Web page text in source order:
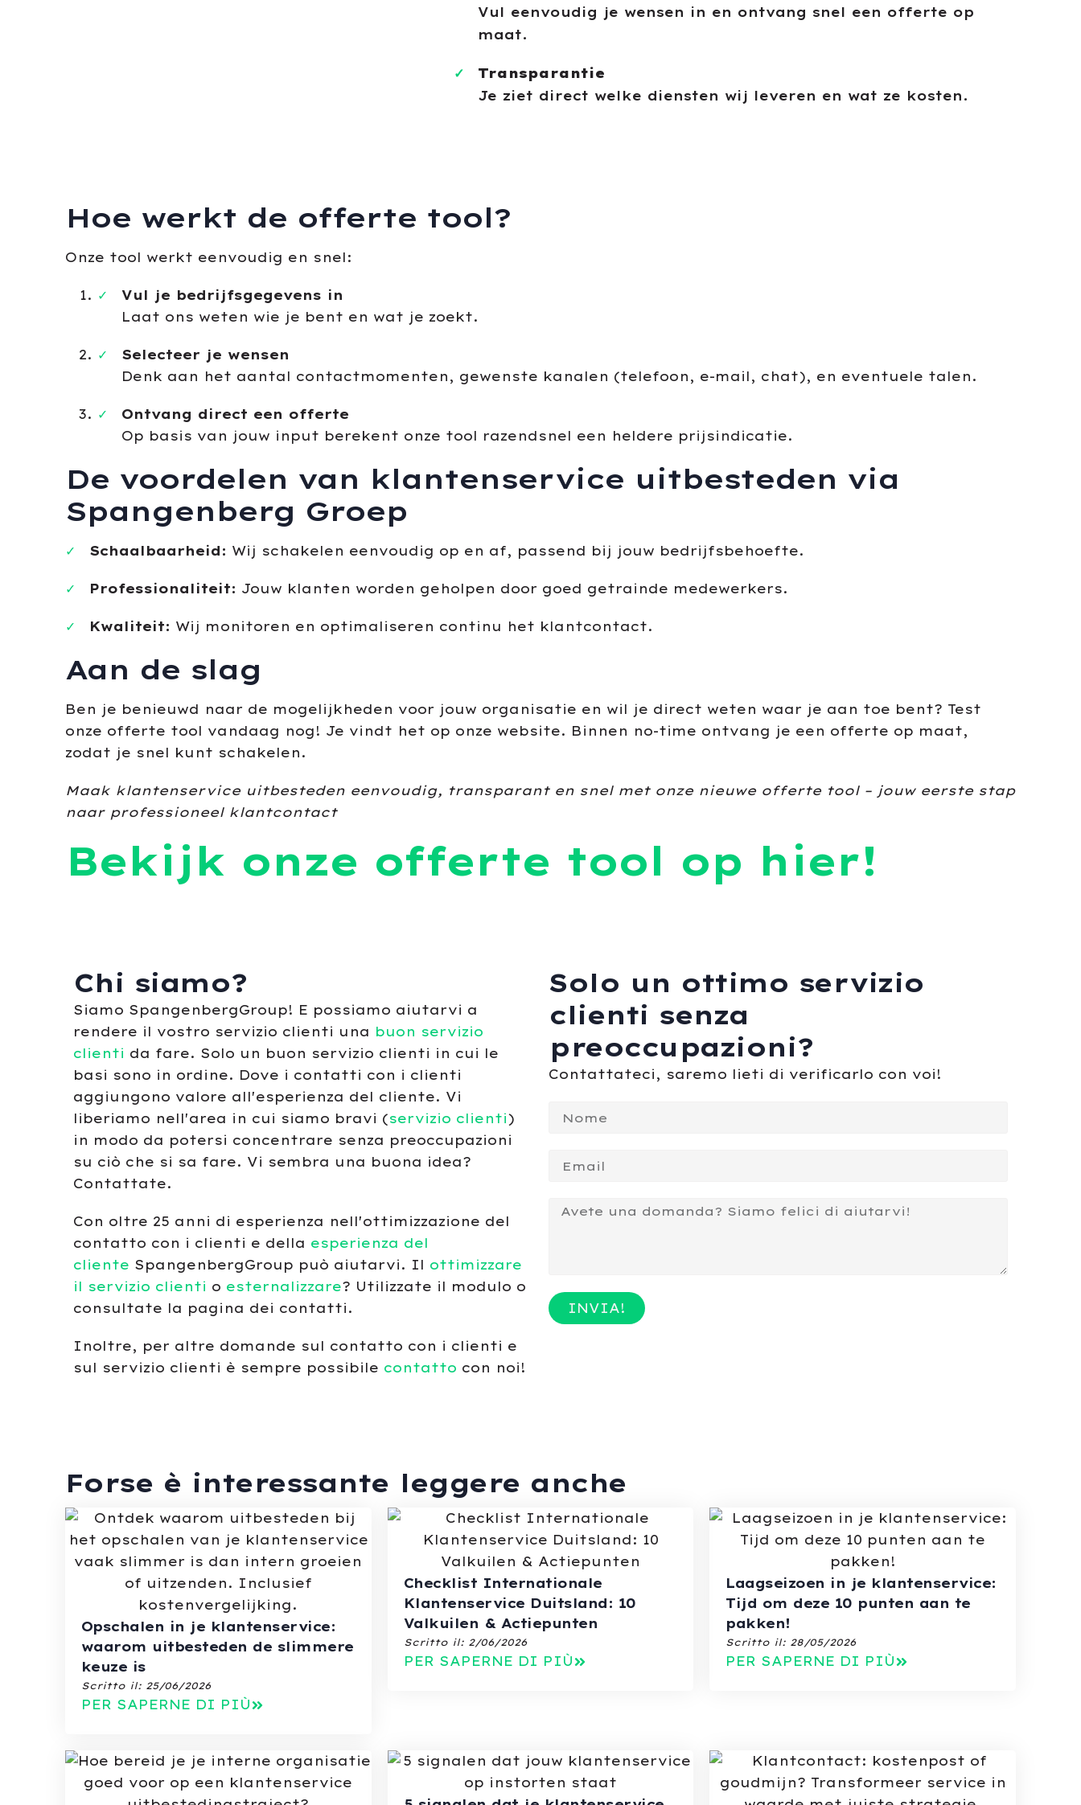
Vul eenvoudig je wensen in en ontvang snel een offerte op
maat.
Transparantie
Je ziet direct welke diensten wij leveren en wat ze kosten.
Hoe werkt de offerte tool?
Onze tool werkt eenvoudig en snel:
Vul je bedrijfsgegevens in
Laat ons weten wie je bent en wat je zoekt.
Selecteer je wensen
Denk aan het aantal contactmomenten, gewenste kanalen (telefoon, e-mail, chat), en eventuele talen.
Ontvang direct een offerte
Op basis van jouw input berekent onze tool razendsnel een heldere prijsindicatie.
De voordelen van klantenservice uitbesteden via
Spangenberg Groep
Schaalbaarheid: Wij schakelen eenvoudig op en af, passend bij jouw bedrijfsbehoefte.
Professionaliteit: Jouw klanten worden geholpen door goed getrainde medewerkers.
Kwaliteit: Wij monitoren en optimaliseren continu het klantcontact.
Aan de slag
Ben je benieuwd naar de mogelijkheden voor jouw organisatie en wil je direct weten waar je aan toe bent? Test
onze offerte tool vandaag nog! Je vindt het op onze website. Binnen no-time ontvang je een offerte op maat,
zodat je snel kunt schakelen.
Maak klantenservice uitbesteden eenvoudig, transparant en snel met onze nieuwe offerte tool – jouw eerste stap
naar professioneel klantcontact
Bekijk onze offerte tool op hier!
Chi siamo?
Siamo SpangenbergGroup! E possiamo aiutarvi a
rendere il vostro servizio clienti una buon servizio
clienti da fare. Solo un buon servizio clienti in cui le
basi sono in ordine. Dove i contatti con i clienti
aggiungono valore all'esperienza del cliente. Vi
liberiamo nell'area in cui siamo bravi (servizio clienti)
in modo da potersi concentrare senza preoccupazioni
su ciò che si sa fare. Vi sembra una buona idea?
Contattate.
Con oltre 25 anni di esperienza nell'ottimizzazione del
contatto con i clienti e della esperienza del
cliente SpangenbergGroup può aiutarvi. Il ottimizzare
il servizio clienti o esternalizzare? Utilizzate il modulo o
consultate la pagina dei contatti.
Inoltre, per altre domande sul contatto con i clienti e
sul servizio clienti è sempre possibile contatto con noi!
Solo un ottimo servizio
clienti senza
preoccupazioni?
Contattateci, saremo lieti di verificarlo con voi!
INVIA!
Forse è interessante leggere anche
Opschalen in je klantenservice:
waarom uitbesteden de slimmere
keuze is
Scritto il: 25/06/2026
PER SAPERNE DI PIÙ
Checklist Internationale
Klantenservice Duitsland: 10
Valkuilen & Actiepunten
Scritto il: 2/06/2026
PER SAPERNE DI PIÙ
Laagseizoen in je klantenservice:
Tijd om deze 10 punten aan te
pakken!
Scritto il: 28/05/2026
PER SAPERNE DI PIÙ